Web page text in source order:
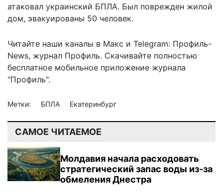
атаковал украинский БПЛА. Был поврежден жилой
дом, эвакуированы 50 человек.
Читайте наши каналы в Макс и Telegram: Профиль-
News, журнал Профиль. Скачивайте полностью
бесплатное мобильное приложение журнала
"Профиль".
Метки: БПЛА Екатеринбург
САМОЕ ЧИТАЕМОЕ
Молдавия начала расходовать
стратегический запас воды из-за
обмеления Днестра